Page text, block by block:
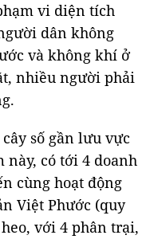
vi diện tích
dân không
và không khí ở
nhiều người phải
số gần lưu vực
này, có tới 4 doanh
cùng hoạt động
Việt Phước (quy
với 4 phân trại,